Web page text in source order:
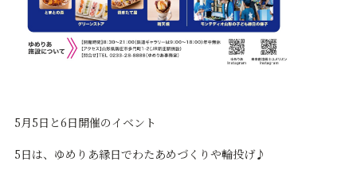
5月5日と6日開催のイベント
5日は、ゆめりあ縁日でわたあめづくりや輪投げ♪